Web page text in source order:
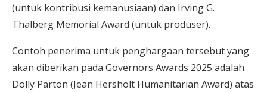
(untuk kontribusi kemanusiaan) dan Irving G.
Thalberg Memorial Award (untuk produser).
Contoh penerima untuk penghargaan tersebut yang
akan diberikan pada Governors Awards 2025 adalah
Dolly Parton (Jean Hersholt Humanitarian Award) atas